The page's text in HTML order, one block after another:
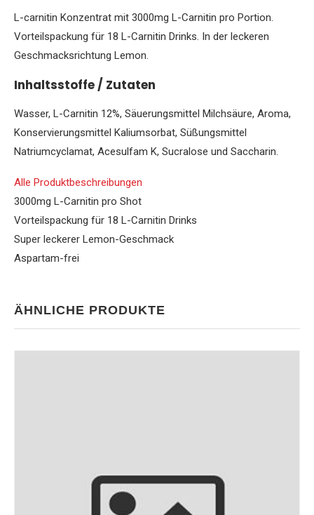
L-carnitin Konzentrat mit 3000mg L-Carnitin pro Portion.
Vorteilspackung für 18 L-Carnitin Drinks. In der leckeren
Geschmacksrichtung Lemon.
Inhaltsstoffe / Zutaten
Wasser, L-Carnitin 12%, Säuerungsmittel Milchsäure, Aroma,
Konservierungsmittel Kaliumsorbat, Süßungsmittel
Natriumcyclamat, Acesulfam K, Sucralose und Saccharin.
Alle Produktbeschreibungen
3000mg L-Carnitin pro Shot
Vorteilspackung für 18 L-Carnitin Drinks
Super leckerer Lemon-Geschmack
Aspartam-frei
ÄHNLICHE PRODUKTE